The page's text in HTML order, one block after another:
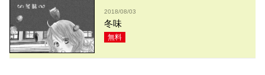
2018/08/03
冬味
無料